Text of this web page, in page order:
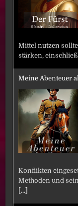
Mittel nutzen
stärken,
Meine Abenteuer
Konflikten
Methoden und
[...]